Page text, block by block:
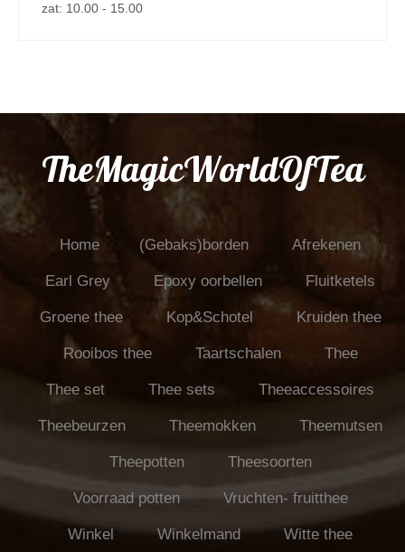
zat: 10.00 - 15.00
TheMagicWorldOfTea
Home (Gebaks)borden Afrekenen
Earl Grey Epoxy oorbellen Fluitketels
Groene thee Kop&Schotel Kruiden thee
Rooibos thee Taartschalen Thee
Thee set Thee sets Theeaccessoires
Theebeurzen Theemokken Theemutsen
Theepotten Theesoorten
Voorraad potten Vruchten- fruitthee
Winkel Winkelmand Witte thee